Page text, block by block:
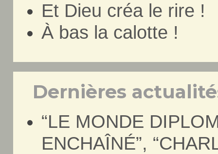
Et Dieu créa le rire !
À bas la calotte !
Dernières
“LE MONDE
ENCHAÎNÉ”,